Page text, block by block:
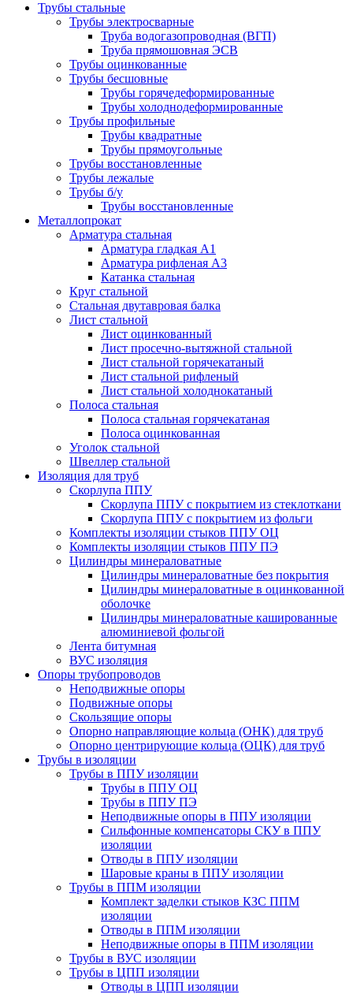
Трубы стальные
Трубы электросварные
Труба водогазопроводная (ВГП)
Труба прямошовная ЭСВ
Трубы оцинкованные
Трубы бесшовные
Трубы горячедеформированные
Трубы холоднодеформированные
Трубы профильные
Трубы квадратные
Трубы прямоугольные
Трубы восстановленные
Трубы лежалые
Трубы б/у
Трубы восстановленные
Металлопрокат
Арматура стальная
Арматура гладкая А1
Арматура рифленая А3
Катанка стальная
Круг стальной
Стальная двутавровая балка
Лист стальной
Лист оцинкованный
Лист просечно-вытяжной стальной
Лист стальной горячекатаный
Лист стальной рифленый
Лист стальной холоднокатаный
Полоса стальная
Полоса стальная горячекатаная
Полоса оцинкованная
Уголок стальной
Швеллер стальной
Изоляция для труб
Скорлупа ППУ
Скорлупа ППУ с покрытием из стеклоткани
Скорлупа ППУ с покрытием из фольги
Комплекты изоляции стыков ППУ ОЦ
Комплекты изоляции стыков ППУ ПЭ
Цилиндры минераловатные
Цилиндры минераловатные без покрытия
Цилиндры минераловатные в оцинкованной
оболочке
Цилиндры минераловатные кашированные
алюминиевой фольгой
Лента битумная
ВУС изоляция
Опоры трубопроводов
Неподвижные опоры
Подвижные опоры
Скользящие опоры
Опорно направляющие кольца (ОНК) для труб
Опорно центрирующие кольца (ОЦК) для труб
Трубы в изоляции
Трубы в ППУ изоляции
Трубы в ППУ ОЦ
Трубы в ППУ ПЭ
Неподвижные опоры в ППУ изоляции
Сильфонные компенсаторы СКУ в ППУ
изоляции
Отводы в ППУ изоляции
Шаровые краны в ППУ изоляции
Трубы в ППМ изоляции
Комплект заделки стыков КЗС ППМ
изоляции
Отводы в ППМ изоляции
Неподвижные опоры в ППМ изоляции
Трубы в ВУС изоляции
Трубы в ЦПП изоляции
Отводы в ЦПП изоляции